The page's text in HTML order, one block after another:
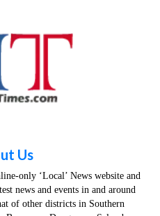
Us
only ‘Local’ News website and
news and events in and around
of other districts in Southern